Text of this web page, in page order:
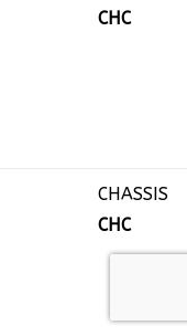
CHC
CHASSIS
CHC